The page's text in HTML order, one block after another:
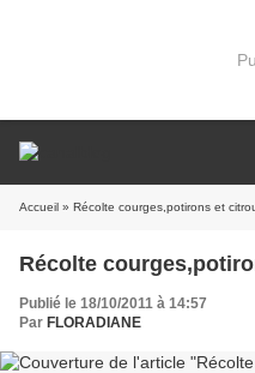
Accueil » Récolte courges,potirons et
Récolte
Publié le 18/10/2011 à 14:57
Par FLORADIANE